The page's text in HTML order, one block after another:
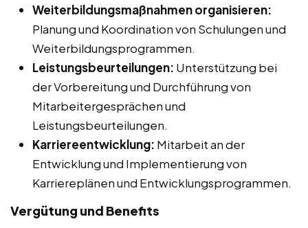
Weiterbildungsmaßnahmen organisieren:
Planung und Koordination von Schulungen und
Weiterbildungsprogrammen.
Leistungsbeurteilungen: Unterstützung bei
der Vorbereitung und Durchführung von
Mitarbeitergesprächen und
Leistungsbeurteilungen.
Karriereentwicklung: Mitarbeit an der
Entwicklung und Implementierung von
Karriereplänen und Entwicklungsprogrammen.
Vergütung und Benefits